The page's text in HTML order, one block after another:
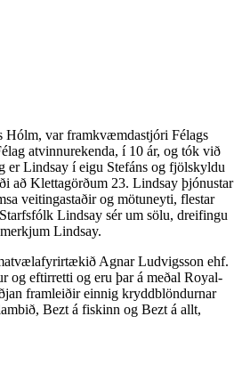
Hólm, var framkvæmdastjóri Félags
atvinnurekenda, í 10 ár, og tók við
er Lindsay í eigu Stefáns og fjölskyldu
að Klettagörðum 23. Lindsay þjónustar
veitingastaðir og mötuneyti, flestar
Lindsay sér um sölu, dreifingu
Lindsay.
Agnar Ludvigsson ehf.
og eftirretti og eru þar á meðal Royal-
framleiðir einnig kryddblöndurnar
Bezt á fiskinn og Bezt á allt,